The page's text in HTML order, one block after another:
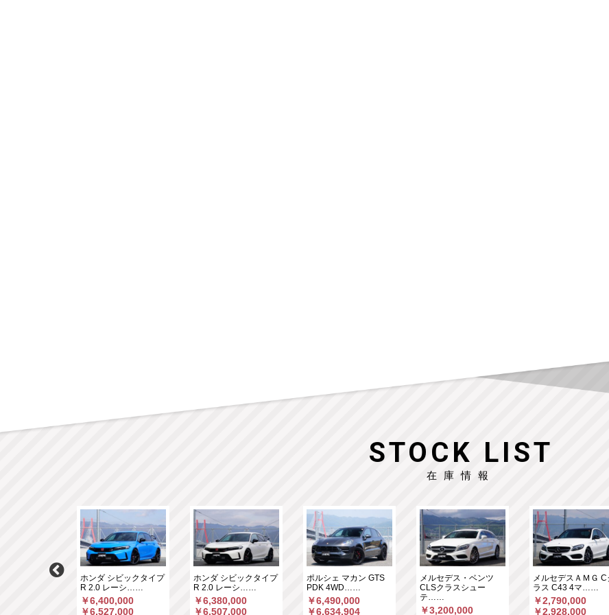
STOCK LIST
在庫情報
カントリーマ
ホンダ シビックタイプ
R 2.0 レーシ……
￥6,400,000
￥6,527,000
ホンダ シビックタイプ
R 2.0 レーシ……
￥6,380,000
￥6,507,000
ポルシェ マカン GTS
PDK 4WD……
￥6,490,000
￥6,634,904
メルセデス・ベンツ
CLSクラスシュー
テ……
￥3,200,000
メルセデスＡＭＧ C
ラス C43 4マ……
￥2,790,000
￥2,928,000